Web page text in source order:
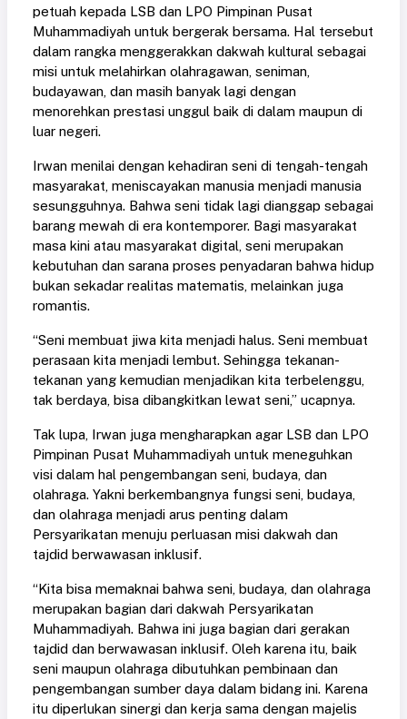
petuah kepada LSB dan LPO Pimpinan Pusat
Muhammadiyah untuk bergerak bersama. Hal tersebut
dalam rangka menggerakkan dakwah kultural sebagai
misi untuk melahirkan olahragawan, seniman,
budayawan, dan masih banyak lagi dengan
menorehkan prestasi unggul baik di dalam maupun di
luar negeri.
Irwan menilai dengan kehadiran seni di tengah-tengah
masyarakat, meniscayakan manusia menjadi manusia
sesungguhnya. Bahwa seni tidak lagi dianggap sebagai
barang mewah di era kontemporer. Bagi masyarakat
masa kini atau masyarakat digital, seni merupakan
kebutuhan dan sarana proses penyadaran bahwa hidup
bukan sekadar realitas matematis, melainkan juga
romantis.
“Seni membuat jiwa kita menjadi halus. Seni membuat
perasaan kita menjadi lembut. Sehingga tekanan-
tekanan yang kemudian menjadikan kita terbelenggu,
tak berdaya, bisa dibangkitkan lewat seni,” ucapnya.
Tak lupa, Irwan juga mengharapkan agar LSB dan LPO
Pimpinan Pusat Muhammadiyah untuk meneguhkan
visi dalam hal pengembangan seni, budaya, dan
olahraga. Yakni berkembangnya fungsi seni, budaya,
dan olahraga menjadi arus penting dalam
Persyarikatan menuju perluasan misi dakwah dan
tajdid berwawasan inklusif.
“Kita bisa memaknai bahwa seni, budaya, dan olahraga
merupakan bagian dari dakwah Persyarikatan
Muhammadiyah. Bahwa ini juga bagian dari gerakan
tajdid dan berwawasan inklusif. Oleh karena itu, baik
seni maupun olahraga dibutuhkan pembinaan dan
pengembangan sumber daya dalam bidang ini. Karena
itu diperlukan sinergi dan kerja sama dengan majelis